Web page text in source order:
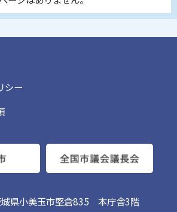
県小美玉市堅倉835 本庁舎3階
シー